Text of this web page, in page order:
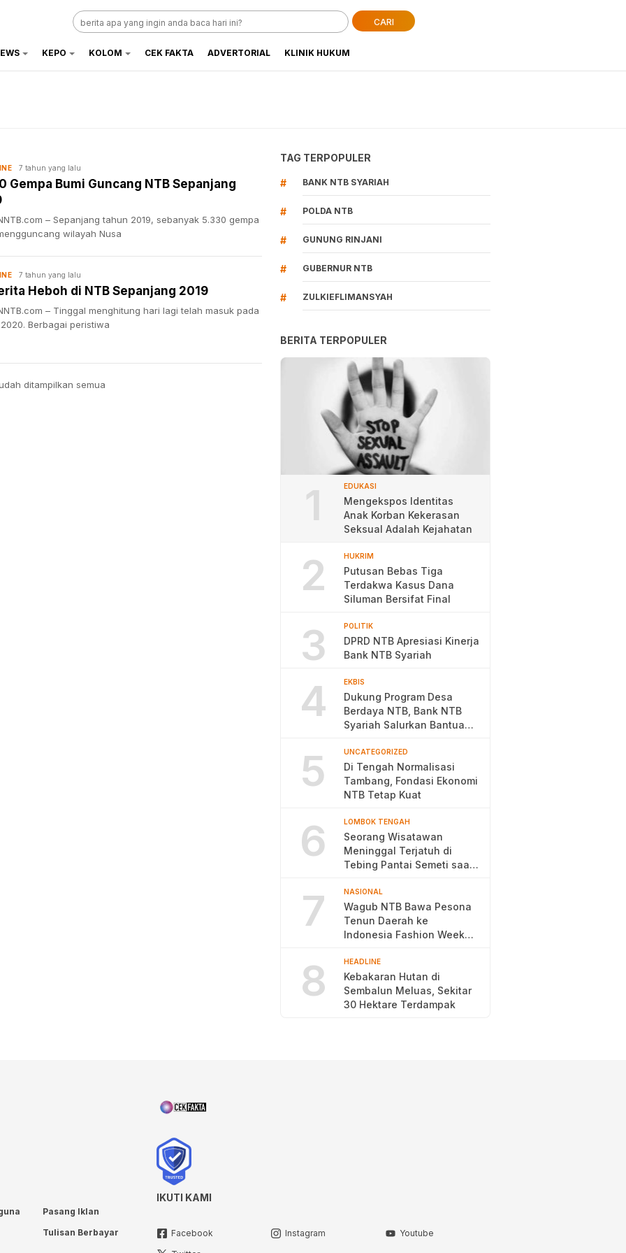
CARI
KEPO KOLOM CEK FAKTA ADVERTORIAL KLINIK HUKUM
7 tahun yang lalu
Gempa Bumi Guncang NTB Sepanjang
– Sepanjang tahun 2019, sebanyak 5.330 gempa
wilayah Nusa
7 tahun yang lalu
Heboh di NTB Sepanjang 2019
– Tinggal menghitung hari lagi telah masuk pada
Berbagai peristiwa
ditampilkan semua
TAG TERPOPULER
# BANK NTB SYARIAH
# POLDA NTB
# GUNUNG RINJANI
# GUBERNUR NTB
# ZULKIEFLIMANSYAH
BERITA TERPOPULER
1 EDUKASI
Mengekspos Identitas
Anak Korban Kekerasan
Seksual Adalah Kejahatan
2 HUKRIM
Putusan Bebas Tiga
Terdakwa Kasus Dana
Siluman Bersifat Final
3 POLITIK
DPRD NTB Apresiasi Kinerja
Bank NTB Syariah
4 EKBIS
Dukung Program Desa
Berdaya NTB, Bank NTB
Syariah Salurkan Bantuan
5 UNCATEGORIZED
Di Tengah Normalisasi
Tambang, Fondasi Ekonomi
NTB Tetap Kuat
6 LOMBOK TENGAH
Seorang Wisatawan
Meninggal Terjatuh di
Tebing Pantai Semeti saat
7 NASIONAL
Wagub NTB Bawa Pesona
Tenun Daerah ke
Indonesia Fashion Week
8 HEADLINE
Kebakaran Hutan di
Sembalun Meluas, Sekitar
30 Hektare Terdampak
Pasang Iklan
Tulisan Berbayar
IKUTI KAMI
Facebook Instagram
Youtube